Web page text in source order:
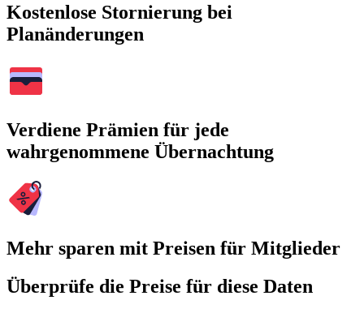
Kostenlose Stornierung bei
Planänderungen
Verdiene Prämien für jede
wahrgenommene Übernachtung
Mehr sparen mit Preisen für Mitglieder
Überprüfe die Preise für diese Daten